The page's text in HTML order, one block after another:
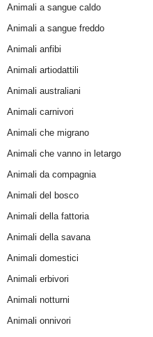
Animali a sangue caldo
Animali a sangue freddo
Animali anfibi
Animali artiodattili
Animali australiani
Animali carnivori
Animali che migrano
Animali che vanno in letargo
Animali da compagnia
Animali del bosco
Animali della fattoria
Animali della savana
Animali domestici
Animali erbivori
Animali notturni
Animali onnivori